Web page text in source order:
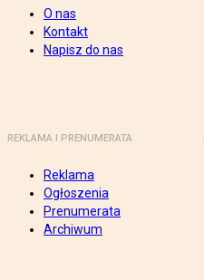
O nas
Kontakt
Napisz do nas
REKLAMA I PRENUMERATA
Reklama
Ogłoszenia
Prenumerata
Archiwum